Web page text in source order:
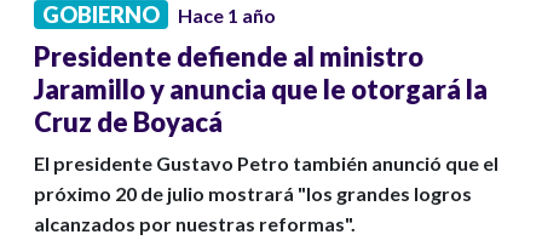
GOBIERNO Hace 1 año
Presidente defiende al ministro
Jaramillo y anuncia que le otorgará la
Cruz de Boyacá
El presidente Gustavo Petro también anunció que el
próximo 20 de julio mostrará "los grandes logros
alcanzados por nuestras reformas".